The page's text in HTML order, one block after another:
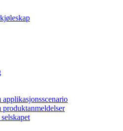
produktanmeldelser